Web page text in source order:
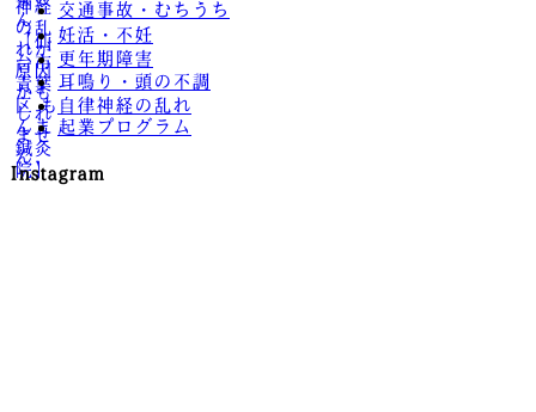
交通事故・むちうち
妊活・不妊
更年期障害
耳鳴り・頭の不調
自律神経の乱れ
起業プログラム
Instagram